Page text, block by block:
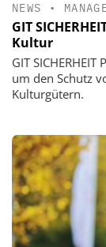
NEWS •
GIT
Kultur
GIT
um den Schutz
Kulturgütern.